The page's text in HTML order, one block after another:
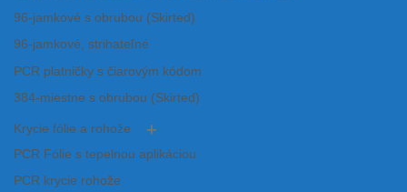
96-jamkové s obrubou (Skirted)
96-jamkové, strihateľné
PCR platničky s čiarovým kódom
384-miestne s obrubou (Skirted)
Krycie fólie a rohože
PCR Fólie s tepelnou aplikáciou
PCR krycie rohože